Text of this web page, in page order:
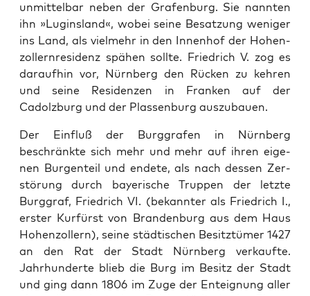
unmit­tel­bar neben der Grafen­burg. Sie nan­nten
ihn »Lug­ins­land«, wobei seine Besatzung weniger
ins Land, als vielmehr in den Innen­hof der Hohen­
zollern­res­i­denz spähen sollte. Friedrich V. zog es
daraufhin vor, Nürn­berg den Rück­en zu kehren
und seine Res­i­den­zen in Franken auf der
Cadolzburg und der Plassen­burg auszubauen.
Der Ein­fluß der Burggrafen in Nürn­berg
beschränk­te sich mehr und mehr auf ihren eige­
nen Bur­gen­teil und endete, als nach dessen Zer­
störung durch bay­erische Trup­pen der let­zte
Burggraf, Friedrich VI. (bekan­nter als Friedrich I.,
erster Kur­fürst von Bran­den­burg aus dem Haus
Hohen­zollern), seine städtis­chen Besitztümer 1427
an den Rat der Stadt Nürn­berg verkaufte.
Jahrhun­derte blieb die Burg im Besitz der Stadt
und ging dann 1806 im Zuge der Enteig­nung aller